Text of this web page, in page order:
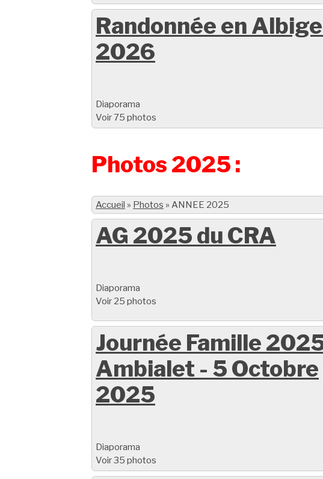
Randonnée en
2026
Diaporama
Voir 75 photos
Photos 2025 :
Accueil » Photos » ANNEE 2025
AG 2025 du CRA
Diaporama
Voir 25 photos
Journée Famille
Ambialet - 5 Octobre
2025
Diaporama
Voir 35 photos